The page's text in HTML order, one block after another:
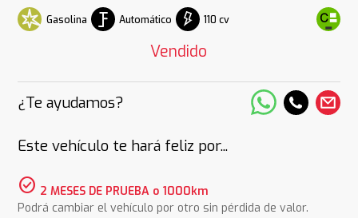
Gasolina Automático 110 cv
Vendido
¿Te ayudamos?
Este vehículo te hará feliz por...
check_circle 2 MESES DE PRUEBA o 1000km
Podrá cambiar el vehículo por otro sin pérdida de valor.